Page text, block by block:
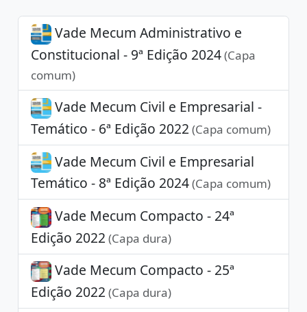
Vade Mecum Administrativo e
Constitucional - 9ª Edição 2024(Capa
comum)
Vade Mecum Civil e Empresarial -
Temático - 6ª Edição 2022 (Capa comum)
Vade Mecum Civil e Empresarial
Temático - 8ª Edição 2024(Capa comum)
Vade Mecum Compacto - 24ª
Edição 2022 (Capa dura)
Vade Mecum Compacto - 25ª
Edição 2022 (Capa dura)